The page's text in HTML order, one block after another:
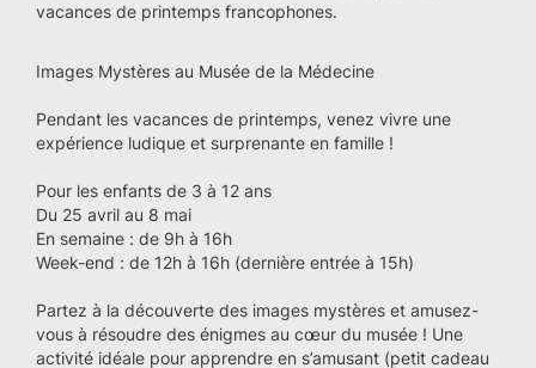
vacances de printemps francophones.
Images Mystères au Musée de la Médecine
Pendant les vacances de printemps, venez vivre une
expérience ludique et surprenante en famille !
Pour les enfants de 3 à 12 ans
Du 25 avril au 8 mai
En semaine : de 9h à 16h
Week-end : de 12h à 16h (dernière entrée à 15h)
Partez à la découverte des images mystères et amusez-
vous à résoudre des énigmes au cœur du musée ! Une
activité idéale pour apprendre en s’amusant (petit cadeau